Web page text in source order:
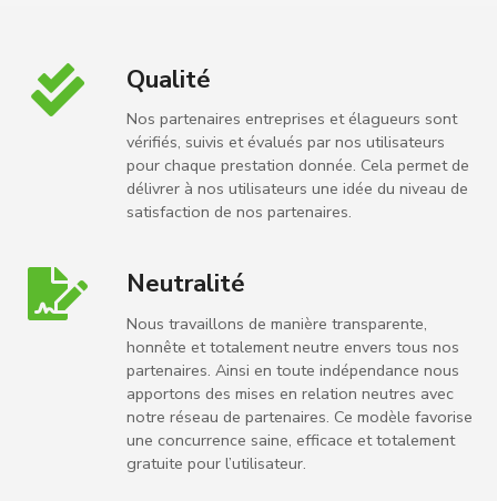
Qualité
Nos partenaires entreprises et élagueurs sont
vérifiés, suivis et évalués par nos utilisateurs
pour chaque prestation donnée. Cela permet de
délivrer à nos utilisateurs une idée du niveau de
satisfaction de nos partenaires.
Neutralité
Nous travaillons de manière transparente,
honnête et totalement neutre envers tous nos
partenaires. Ainsi en toute indépendance nous
apportons des mises en relation neutres avec
notre réseau de partenaires. Ce modèle favorise
une concurrence saine, efficace et totalement
gratuite pour l’utilisateur.